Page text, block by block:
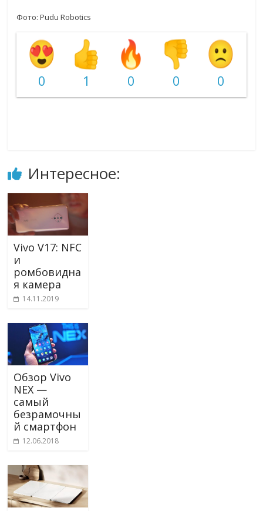
Фото: Pudu Robotics
0 1 0 0 0
Интересное:
Vivo V17: NFC
и
ромбовидна
я камера
14.11.2019
Обзор Vivo
NEX —
самый
безрамочны
й смартфон
12.06.2018